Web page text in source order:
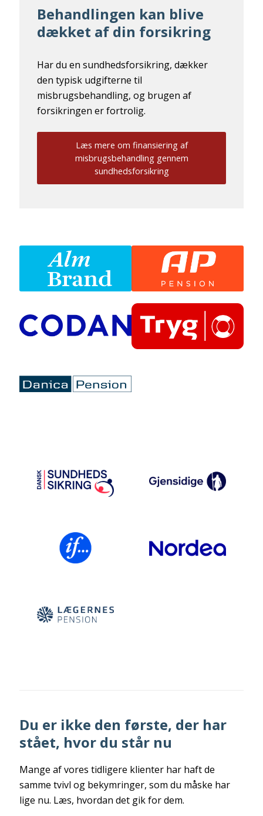
Behandlingen kan blive
dækket af din forsikring
Har du en sundhedsforsikring, dækker
den typisk udgifterne til
misbrugsbehandling, og brugen af
forsikringen er fortrolig.
Læs mere om finansiering af
misbrugsbehandling gennem
sundhedsforsikring
Du er ikke den første, der har
stået, hvor du står nu
Mange af vores tidligere klienter har haft de
samme tvivl og bekymringer, som du måske har
lige nu. Læs, hvordan det gik for dem.